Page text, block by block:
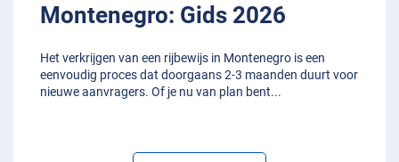
Montenegro: Gids 2026
Het verkrijgen van een rijbewijs in Montenegro is een
eenvoudig proces dat doorgaans 2-3 maanden duurt voor
nieuwe aanvragers. Of je nu van plan bent...